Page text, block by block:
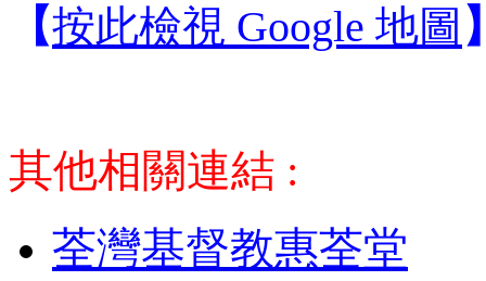
【按此檢視 Google 地圖
其他相關連結 :
荃灣基督教惠荃堂